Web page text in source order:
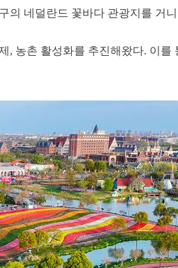
의 네덜란드 꽃바다 관광지를 거
, 농촌 활성화를 추진해왔다. 이를